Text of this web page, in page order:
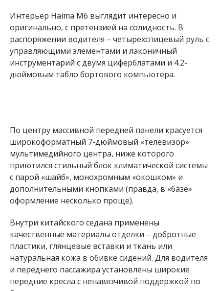
Интерьер Haima M6 выглядит интересно и
оригинально, с претензией на солидность. В
распоряжении водителя – четырехспицевый руль с
управляющими элементами и лаконичный
инструментарий с двумя циферблатами и 4.2-
дюймовым табло бортового компьютера.
По центру массивной передней панели красуется
широкоформатный 7-дюймовый «телевизор»
мультимедийного центра, ниже которого
приютился стильный блок климатической системы
с парой «шайб», монохромным «окошком» и
дополнительными кнопками (правда, в «базе»
оформление несколько проще).
Внутри китайского седана применены
качественные материалы отделки – добротные
пластики, глянцевые вставки и ткань или
натуральная кожа в обивке сидений. Для водителя
и переднего пассажира установлены широкие
передние кресла с ненавязчивой поддержкой по